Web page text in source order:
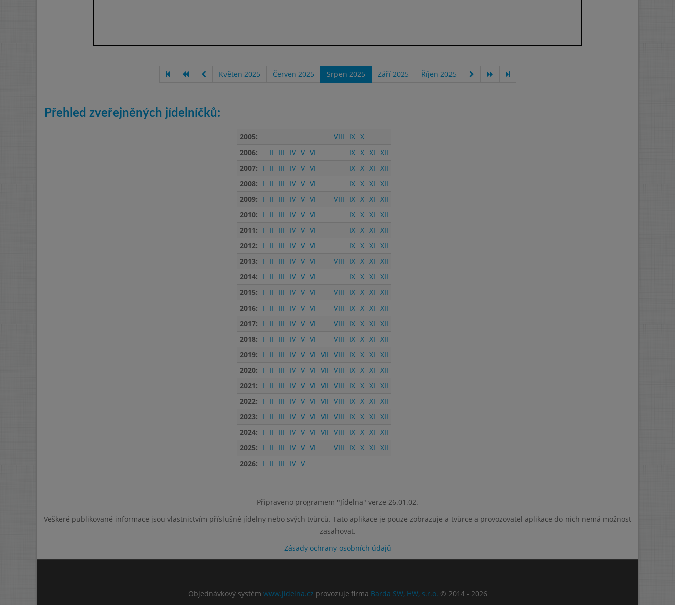
Květen 2025 Červen 2025 Srpen 2025 Září 2025 Říjen 2025
Přehled zveřejněných jídelníčků:
2005: VIII IX X
2006:
II III IV V VI IX X XI XII
2007:
I II III IV V VI IX X XI XII
2008:
I II III IV V VI IX X XI XII
2009:
I II III IV V VI VIII IX X XI XII
2010:
I II III IV V VI IX X XI XII
2011:
I II III IV V VI IX X XI XII
2012:
I II III IV V VI IX X XI XII
2013:
I II III IV V VI VIII IX X XI XII
2014:
I II III IV V VI IX X XI XII
2015:
I II III IV V VI VIII IX X XI XII
2016:
I II III IV V VI VIII IX X XI XII
2017:
I II III IV V VI VIII IX X XI XII
2018:
I II III IV V VI VIII IX X XI XII
2019:
I II III IV V VI VII VIII IX X XI XII
2020:
I II III IV V VI VII VIII IX X XI XII
2021:
I II III IV V VI VII VIII IX X XI XII
2022:
I II III IV V VI VII VIII IX X XI XII
2023:
I II III IV V VI VII VIII IX X XI XII
2024:
I II III IV V VI VII VIII IX X XI XII
2025:
I II III IV V VI VIII IX X XI XII
2026:
I II III IV V
Připraveno programem "Jídelna" verze 26.01.02.
Veškeré publikované informace jsou vlastnictvím příslušné jídelny nebo svých tvůrců. Tato aplikace je pouze zobrazuje a tvůrce a provozovatel aplikace do nich nemá možnost
zasahovat.
Zásady ochrany osobních údajů
Objednávkový systém www.jidelna.cz provozuje firma Barda SW, HW, s.r.o. © 2014 - 2026